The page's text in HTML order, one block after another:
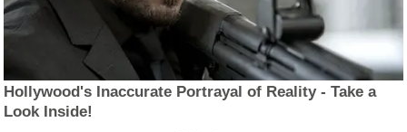
Hollywood's Inaccurate Portrayal of Reality - Take a
Look Inside!